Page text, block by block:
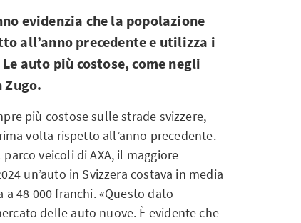
evidenzia che la popolazione
all’anno precedente e utilizza i
auto più costose, come negli
Zugo.
più costose sulle strade svizzere,
volta rispetto all’anno precedente.
veicoli di AXA, il maggiore
un’auto in Svizzera costava in media
48 000 franchi. «Questo dato
delle auto nuove. È evidente che